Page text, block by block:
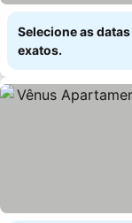
Selecione as
exatos.